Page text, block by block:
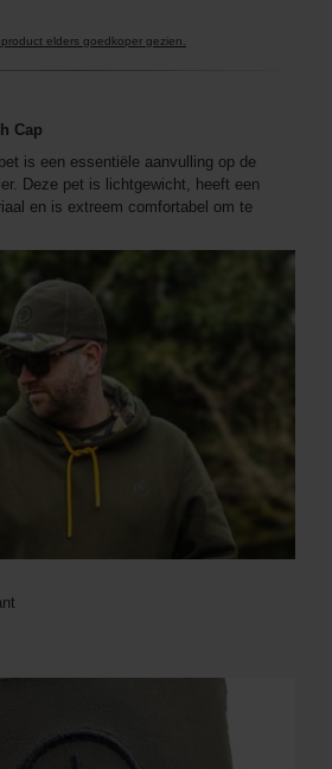
elders goedkoper gezien.
Cap
is een essentiële aanvulling op de
Deze pet is lichtgewicht, heeft een
en is extreem comfortabel om te